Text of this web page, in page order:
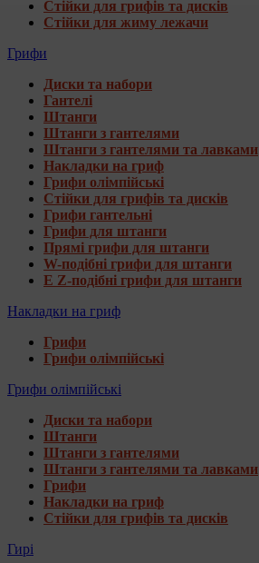
Стійки для грифів та дисків
Стійки для жиму лежачи
Грифи
Диски та набори
Гантелі
Штанги
Штанги з гантелями
Штанги з гантелями та лавками
Накладки на гриф
Грифи олімпійські
Стійки для грифів та дисків
Грифи гантельні
Грифи для штанги
Прямі грифи для штанги
W-подібні грифи для штанги
E Z-подібні грифи для штанги
Накладки на гриф
Грифи
Грифи олімпійські
Грифи олімпійські
Диски та набори
Штанги
Штанги з гантелями
Штанги з гантелями та лавками
Грифи
Накладки на гриф
Стійки для грифів та дисків
Гирі